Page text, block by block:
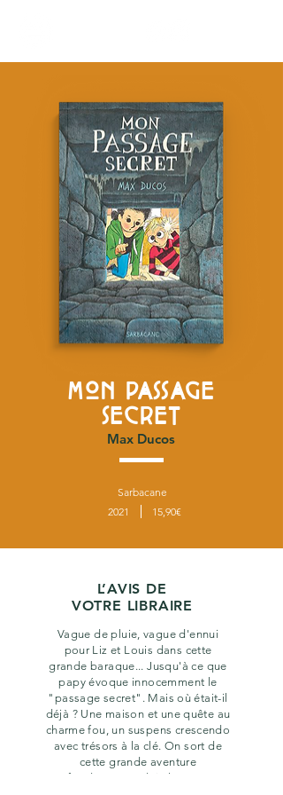
MON PASSAGE
SECRET
Max Ducos
Sarbacane
2021
15,90€
L’AVIS DE
VOTRE LIBRAIRE
Vague de pluie, vague d'ennui
pour Liz et Louis dans cette
grande baraque... Jusqu'à ce que
papy évoque innocemment le
"passage secret". Mais où était-il
déjà ? Une maison et une quête au
charme fou, un suspens crescendo
avec trésors à la clé. On sort de
cette grande aventure
profondément séduit, heureux et,